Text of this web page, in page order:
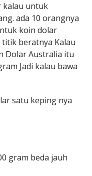
kalau untuk
ada 10 orangnya
koin dolar
beratnya Kalau
Dolar Australia itu
Jadi kalau bawa
satu keping nya
gram beda jauh